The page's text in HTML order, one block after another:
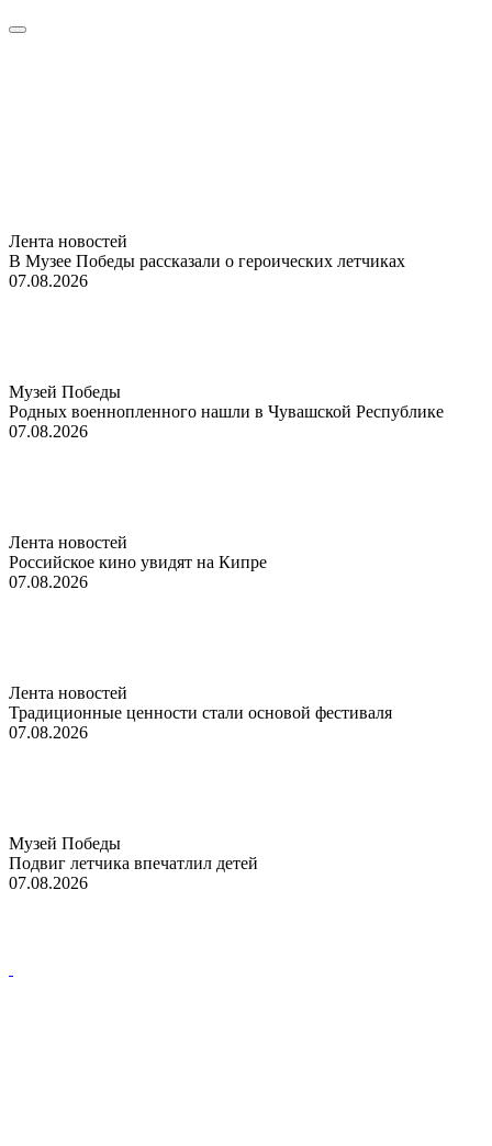
Лента новостей
В Музее Победы рассказали о героических летчиках
07.08.2026
Музей Победы
Родных военнопленного нашли в Чувашской Республике
07.08.2026
Лента новостей
Российское кино увидят на Кипре
07.08.2026
Лента новостей
Традиционные ценности стали основой фестиваля
07.08.2026
Музей Победы
Подвиг летчика впечатлил детей
07.08.2026